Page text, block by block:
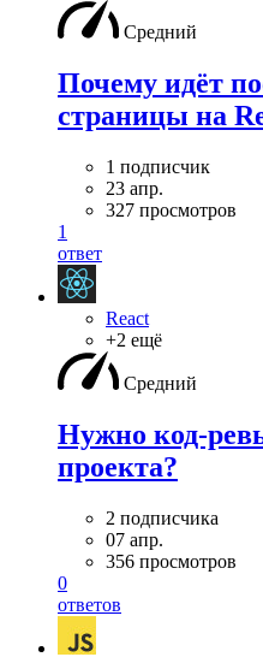
Средний
Почему идёт
страницы на
1 подписчик
23 апр.
327 просмотров
1
ответ
React
+2 ещё
Средний
Нужно код-
проекта?
2 подписчика
07 апр.
356 просмотров
0
ответов